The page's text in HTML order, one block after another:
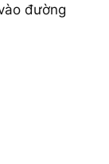
đường